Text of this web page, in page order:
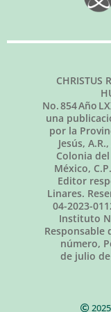
CHRISTUS
No.854Año
una
por la
Jesús,
Colonia
México,
Editor
Linares.
04-2023-
Instituto
Responsable
número,
de julio